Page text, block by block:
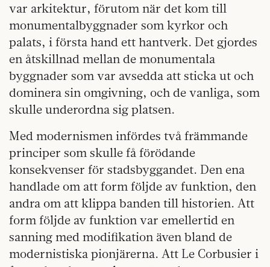
var arkitektur, förutom när det kom till
monumentalbyggnader som kyrkor och
palats, i första hand ett hantverk. Det gjordes
en åtskillnad mellan de monumentala
byggnader som var avsedda att sticka ut och
dominera sin omgivning, och de vanliga, som
skulle underordna sig platsen.
Med modernismen infördes två främmande
principer som skulle få förödande
konsekvenser för stadsbyggandet. Den ena
handlade om att form följde av funktion, den
andra om att klippa banden till historien. Att
form följde av funktion var emellertid en
sanning med modifikation även bland de
modernistiska pionjärerna. Att Le Corbusier i